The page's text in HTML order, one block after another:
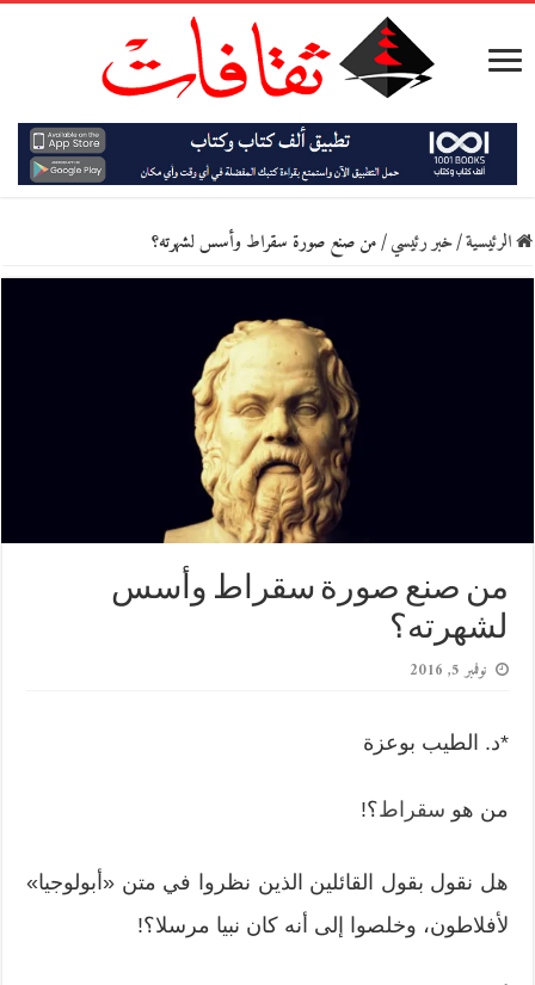
الرئيسية/خبر رئيسي/من صنع صورة سقراط وأسس لشهرته؟
من صنع صورة سقراط وأسس
لشهرته؟
نوفمبر 5, 2016
*د. الطيب بوعزة
من هو سقراط؟!
هل نقول بقول القائلين الذين نظروا في متن «أبولوجيا»
لأفلاطون، وخلصوا إلى أنه كان نبيا مرسلا؟!